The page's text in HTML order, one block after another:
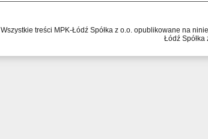
Wszystkie treści MPK-Łódź Spółka z o.o. opublikowane na
Łódź